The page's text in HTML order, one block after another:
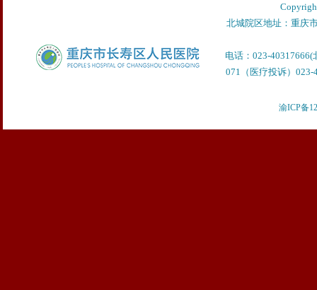
北城院区地址：重庆
电话：023-
071（医疗投诉）023-
渝ICP备